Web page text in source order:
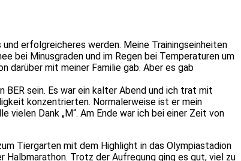
erfolgreicheres werden. Meine Trainingseinheiten
bei Minusgraden und im Regen bei Temperaturen um
darüber mit meiner Familie gab. Aber es gab
sein. Es war ein kalter Abend und ich trat mit
konzentrierten. Normalerweise ist er mein
vielen Dank „M“. Am Ende war ich bei einer Zeit von
Tiergarten mit dem Highlight in das Olympiastadion
Trotz der Aufregung ging es gut, viel zu